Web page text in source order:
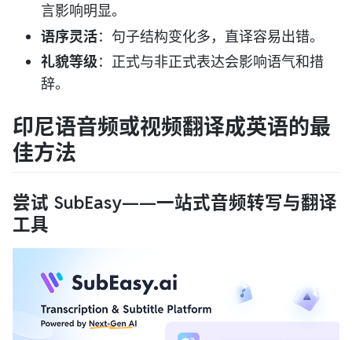
言影响明显。
语序灵活：句子结构变化多，直译容易出错。
礼貌等级：正式与非正式表达会影响语气和措
辞。
印尼语音频或视频翻译成英语的最
佳方法
尝试 SubEasy——一站式音频转写与翻译
工具